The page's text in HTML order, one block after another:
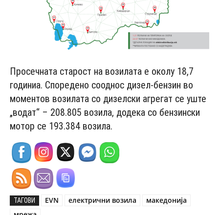
Просечната старост на возилата е околу 18,7
годиниа. Споредено сооднос дизел-бензин во
моментов возилата со дизелски агрегат се уште
„водат“ – 208.805 возила, додека со бензински
мотор се 193.384 возила.
ТАГОВИ EVN електрични возила
македонија